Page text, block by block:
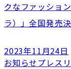
クなファッショ
ラ）」全国発売決
2023年11月24日
お知らせプレス